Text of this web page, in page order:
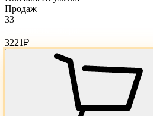
Продаж
33
3221₽